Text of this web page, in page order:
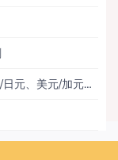
美元价位行情：欧元/美元、英镑/美元、美元/日元、美元/加元、黄金